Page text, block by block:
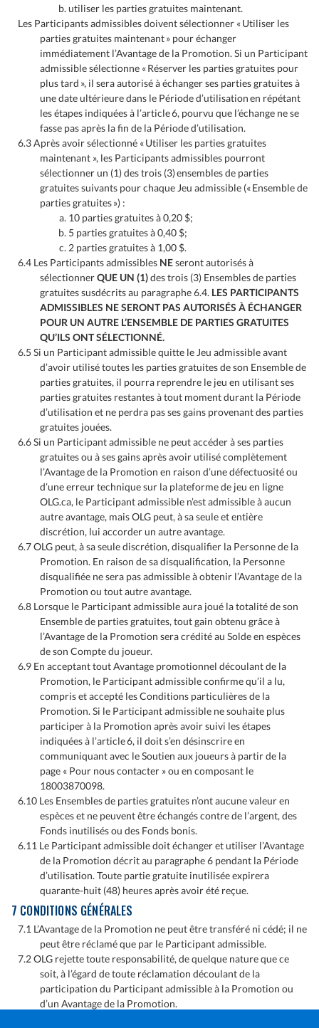
utiliser les parties gratuites maintenant.
Les Participants admissibles doivent sélectionner « Utiliser les
parties gratuites maintenant » pour échanger
immédiatement l’Avantage de la Promotion. Si un Participant
admissible sélectionne « Réserver les parties gratuites pour
plus tard », il sera autorisé à échanger ses parties gratuites à
une date ultérieure dans le Période d’utilisation en répétant
les étapes indiquées à l’article 6, pourvu que l’échange ne se
fasse pas après la fin de la Période d’utilisation.
6.3 Après avoir sélectionné « Utiliser les parties gratuites
maintenant », les Participants admissibles pourront
sélectionner un (1) des trois (3) ensembles de parties
gratuites suivants pour chaque Jeu admissible (« Ensemble de
parties gratuites ») :
10 parties gratuites à 0,20 $;
5 parties gratuites à 0,40 $;
2 parties gratuites à 1,00 $.
6.4 Les Participants admissibles NEseront autorisés à
sélectionnerQUE UN (1)des trois (3) Ensembles de parties
gratuites susdécrits au paragraphe 6.4. LES PARTICIPANTS
ADMISSIBLES NE SERONT PAS AUTORISÉS À ÉCHANGER
POUR UN AUTRE L’ENSEMBLE DE PARTIES GRATUITES
QU’ILS ONT SÉLECTIONNÉ.
6.5 Si un Participant admissible quitte le Jeu admissible avant
d’avoir utilisé toutes les parties gratuites de son Ensemble de
parties gratuites, il pourra reprendre le jeu en utilisant ses
parties gratuites restantes à tout moment durant la Période
d’utilisation et ne perdra pas ses gains provenant des parties
gratuites jouées.
6.6 Si un Participant admissible ne peut accéder à ses parties
gratuites ou à ses gains après avoir utilisé complètement
l’Avantage de la Promotion en raison d’une défectuosité ou
d’une erreur technique sur la plateforme de jeu en ligne
OLG.ca, le Participant admissible n’est admissible à aucun
autre avantage, mais OLG peut, à sa seule et entière
discrétion, lui accorder un autre avantage.
6.7 OLG peut, à sa seule discrétion, disqualifier la Personne de la
Promotion. En raison de sa disqualification, la Personne
disqualifiée ne sera pas admissible à obtenir l’Avantage de la
Promotion ou tout autre avantage.
6.8 Lorsque le Participant admissible aura joué la totalité de son
Ensemble de parties gratuites, tout gain obtenu grâce à
l’Avantage de la Promotion sera crédité au Solde en espèces
de son Compte du joueur.
6.9 En acceptant tout Avantage promotionnel découlant de la
Promotion, le Participant admissible confirme qu’il a lu,
compris et accepté les Conditions particulières de la
Promotion. Si le Participant admissible ne souhaite plus
participer à la Promotion après avoir suivi les étapes
indiquées à l’article 6, il doit s’en désinscrire en
communiquant avec le Soutien aux joueurs à partir de la
page « Pour nous contacter » ou en composant le
18003870098.
6.10 Les Ensembles de parties gratuites n’ont aucune valeur en
espèces et ne peuvent être échangés contre de l’argent, des
Fonds inutilisés ou des Fonds bonis.
6.11 Le Participant admissible doit échanger et utiliser l’Avantage
de la Promotion décrit au paragraphe 6 pendant la Période
d’utilisation. Toute partie gratuite inutilisée expirera
quarante-huit (48) heures après avoir été reçue.
7 CONDITIONS GÉNÉRALES
7.1 L’Avantage de la Promotion ne peut être transféré ni cédé; il ne
peut être réclamé que par le Participant admissible.
7.2 OLG rejette toute responsabilité, de quelque nature que ce
soit, à l’égard de toute réclamation découlant de la
participation du Participant admissible à la Promotion ou
d’un Avantage de la Promotion.